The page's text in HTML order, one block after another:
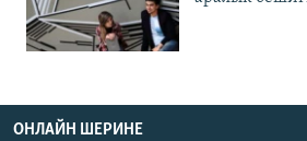
ОНЛАЙН ШЕРИНЕ